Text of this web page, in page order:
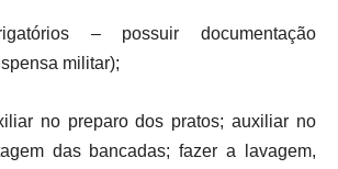
– possuir documentação
militar);
no preparo dos pratos; auxiliar no
das bancadas; fazer a lavagem,